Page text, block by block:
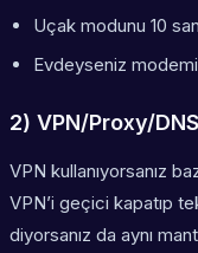
Uçak modunu 10
Evdeyseniz
2) VPN/Proxy/
VPN kullanıyorsanız
VPN’i geçici kapatıp
diyorsanız da aynı